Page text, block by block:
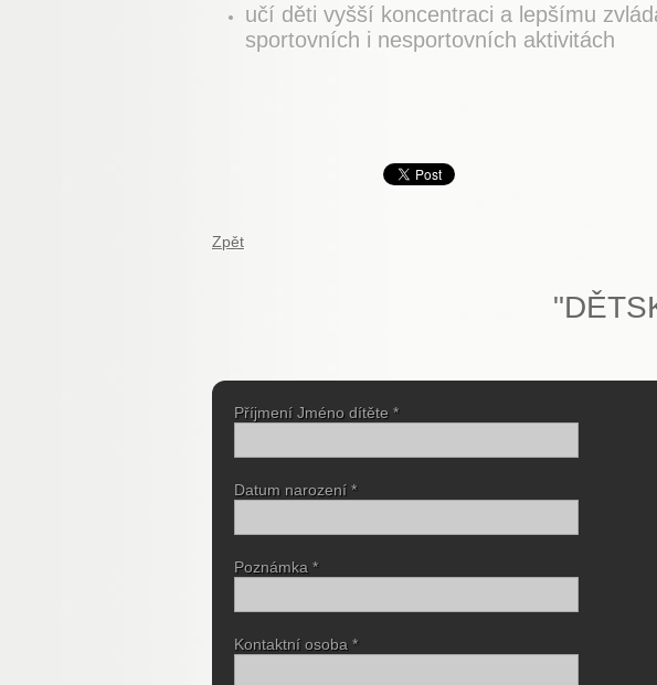
učí děti vyšší koncentraci a lepšímu
sportovních i nesportovních aktivitách
Zpět
Příjmení Jméno dítěte *
Datum narození *
Poznámka *
Kontaktní osoba *